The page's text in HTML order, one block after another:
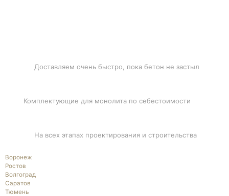
Доставляем очень быстро, пока бетон не застыл
Комплектующие для монолита по себестоимости
На всех этапах проектирования и строительства
Воронеж
Ростов
Волгоград
Саратов
Тюмень